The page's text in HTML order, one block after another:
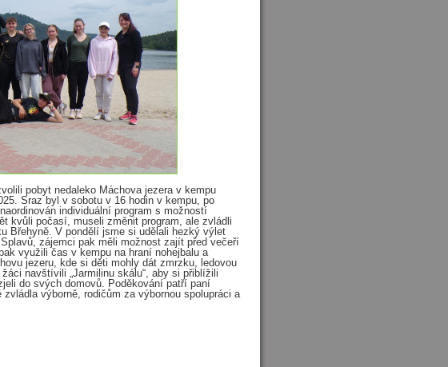
pobyt nedaleko Máchova jezera v kempu
Sraz byl v sobotu v 16 hodin v kempu, po
individuální program s možností
kvůli počasí, museli změnit program, ale zvládli
Břehyně. V pondělí jsme si udělali hezký výlet
zájemci pak měli možnost zajít před večeří
využili čas v kempu na hraní nohejbalu a
jezeru, kde si děti mohly dát zmrzku, ledovou
navštívili „Jarmilinu skálu“, aby si přiblížili
do svých domovů. Poděkování patří paní
výborně, rodičům za výbornou spolupráci a